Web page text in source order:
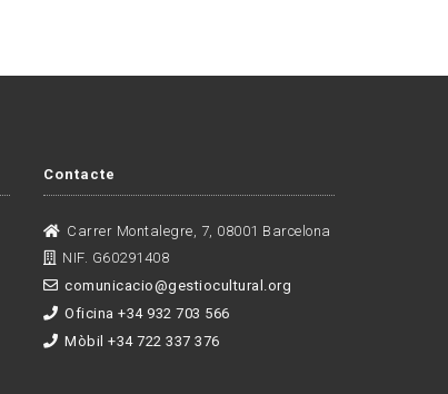
Contacte
Carrer Montalegre, 7, 08001 Barcelona
NIF. G60291408
comunicacio@gestiocultural.org
Oficina +34 932 703 566
Mòbil +34 722 337 376